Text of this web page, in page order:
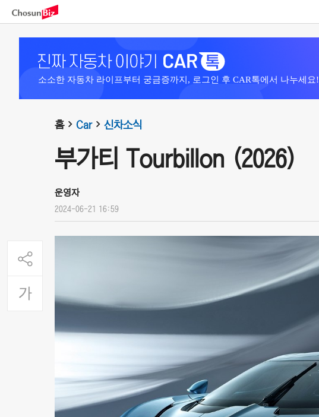
소소한 자동차 라이프부터 궁금증까지, 로그인 후 CAR톡에서 나누세요!
홈 Car 신차소식
부가티 Tourbillon (2026)
운영자
2024-06-21 16:59